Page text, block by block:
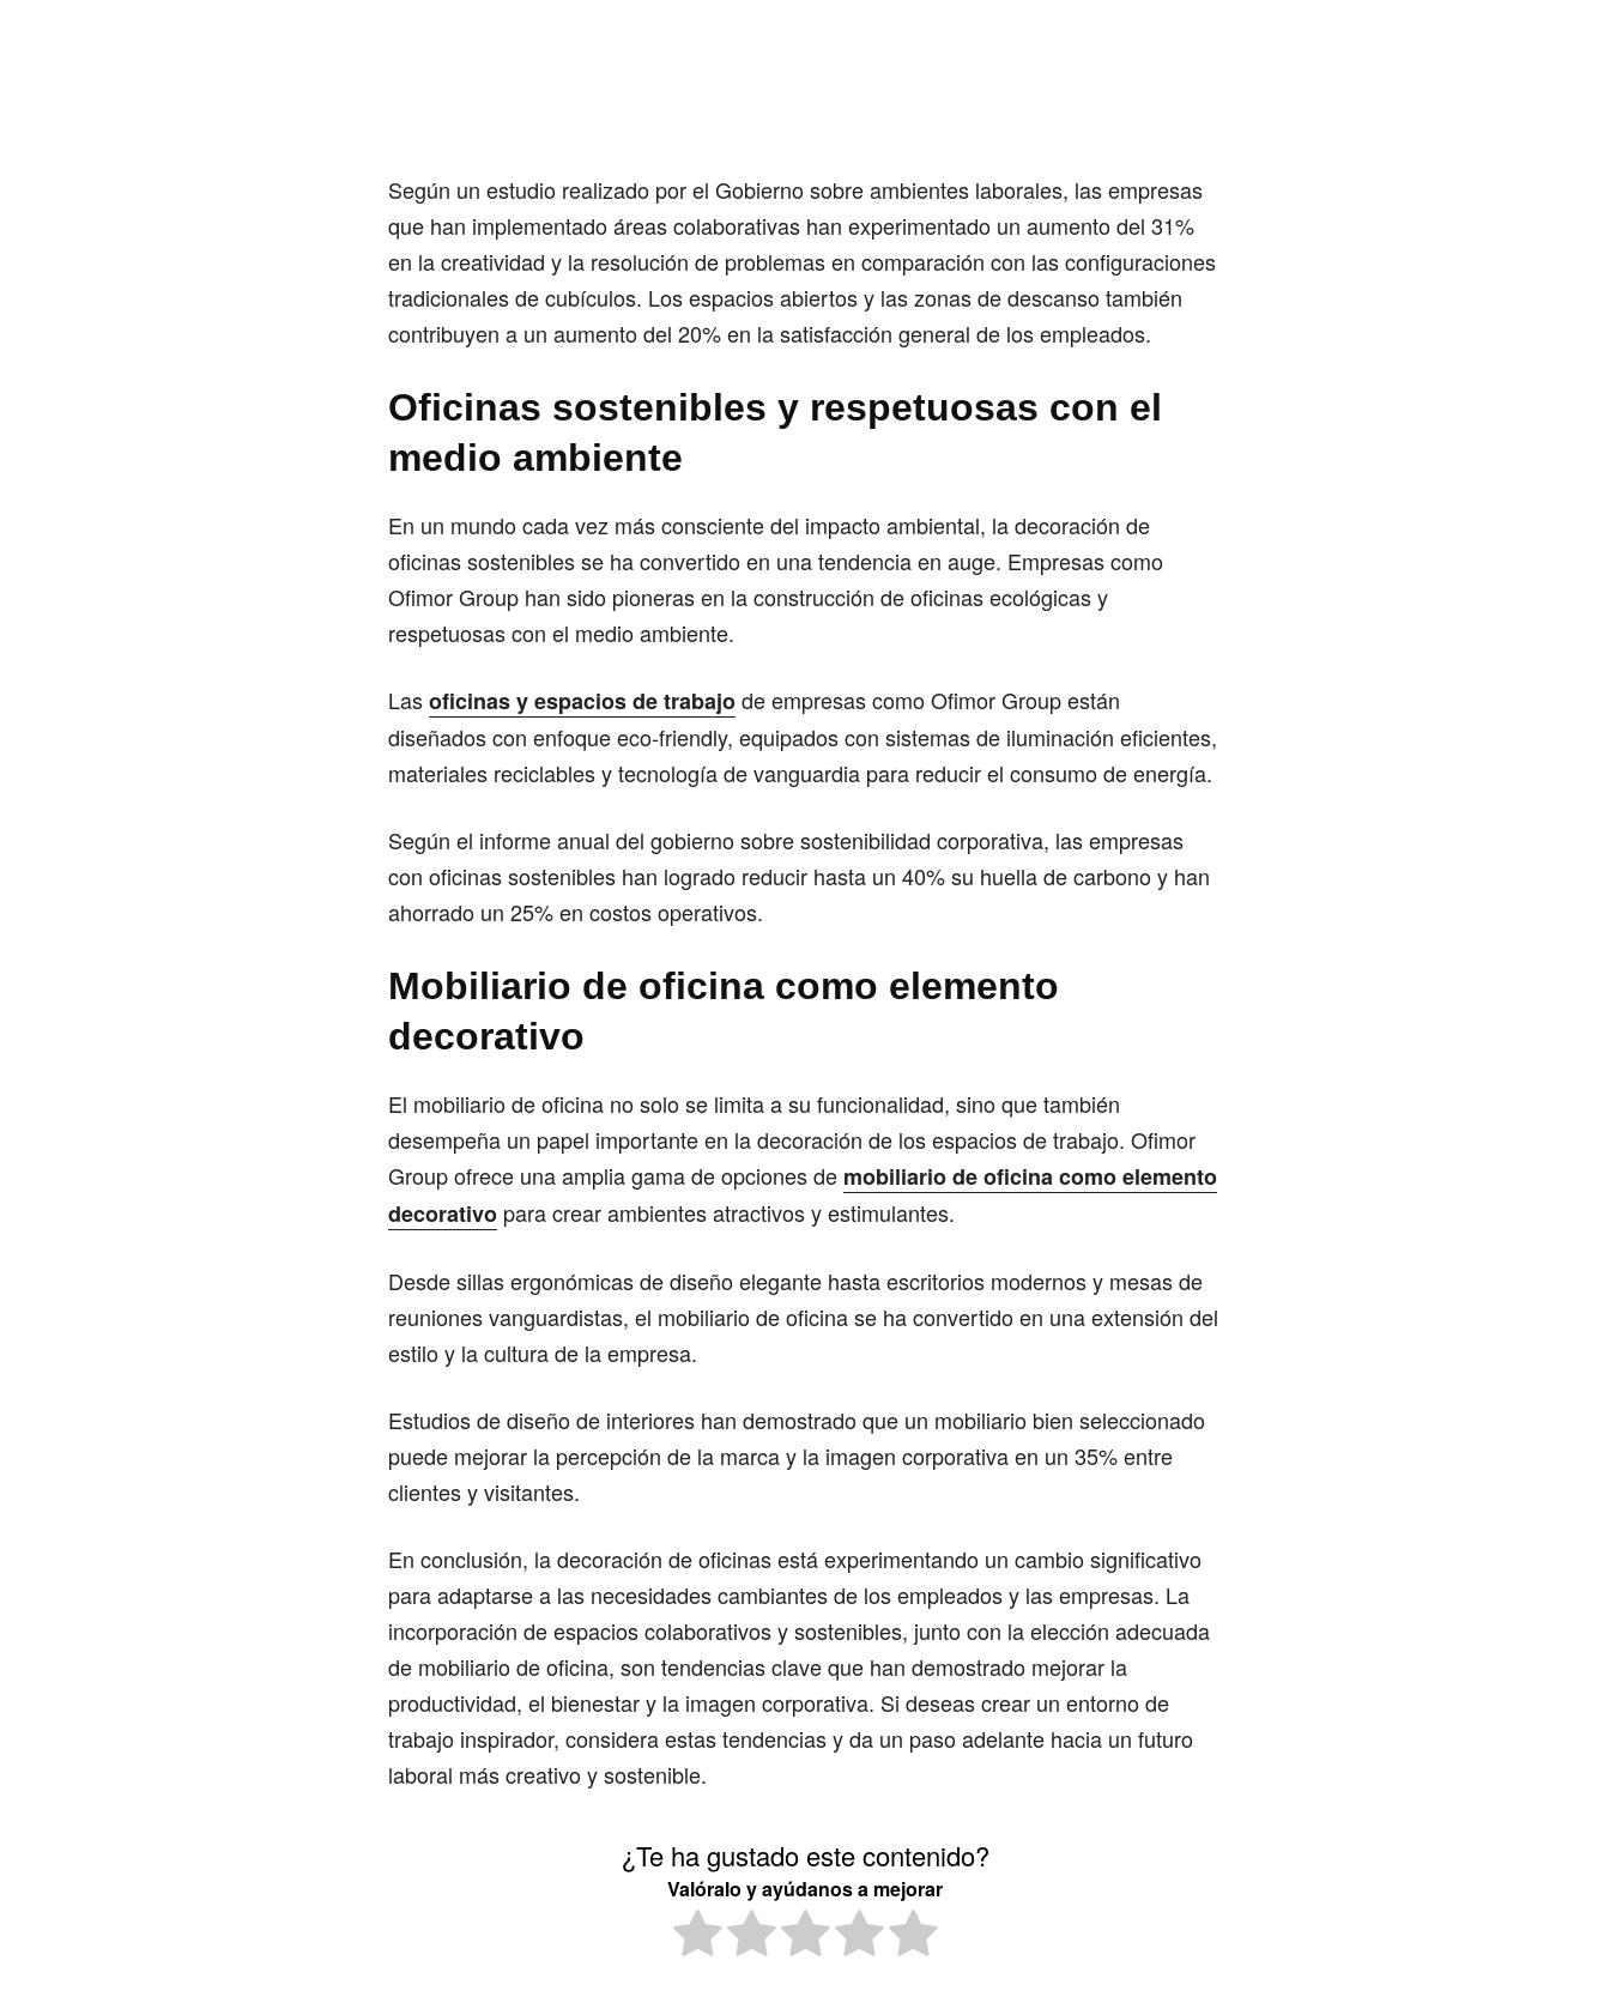
Según un estudio realizado por el Gobierno sobre ambientes laborales, las empresas
que han implementado áreas colaborativas han experimentado un aumento del 31%
en la creatividad y la resolución de problemas en comparación con las configuraciones
tradicionales de cubículos. Los espacios abiertos y las zonas de descanso también
contribuyen a un aumento del 20% en la satisfacción general de los empleados.
Oficinas sostenibles y respetuosas con el
medio ambiente
En un mundo cada vez más consciente del impacto ambiental, la decoración de
oficinas sostenibles se ha convertido en una tendencia en auge. Empresas como
Ofimor Group han sido pioneras en la construcción de oficinas ecológicas y
respetuosas con el medio ambiente.
Lasoficinas y espacios de trabajode empresas como Ofimor Group están
diseñados con enfoque eco-friendly, equipados con sistemas de iluminación eficientes,
materiales reciclables y tecnología de vanguardia para reducir el consumo de energía.
Según el informe anual del gobierno sobre sostenibilidad corporativa, las empresas
con oficinas sostenibles han logrado reducir hasta un 40% su huella de carbono y han
ahorrado un 25% en costos operativos.
Mobiliario de oficina como elemento
decorativo
El mobiliario de oficina no solo se limita a su funcionalidad, sino que también
desempeña un papel importante en la decoración de los espacios de trabajo. Ofimor
Group ofrece una amplia gama de opciones de mobiliario de oficina como elemento
decorativo para crear ambientes atractivos y estimulantes.
Desde sillas ergonómicas de diseño elegante hasta escritorios modernos y mesas de
reuniones vanguardistas, el mobiliario de oficina se ha convertido en una extensión del
estilo y la cultura de la empresa.
Estudios de diseño de interiores han demostrado que un mobiliario bien seleccionado
puede mejorar la percepción de la marca y la imagen corporativa en un 35% entre
clientes y visitantes.
En conclusión, la decoración de oficinas está experimentando un cambio significativo
para adaptarse a las necesidades cambiantes de los empleados y las empresas. La
incorporación de espacios colaborativos y sostenibles, junto con la elección adecuada
de mobiliario de oficina, son tendencias clave que han demostrado mejorar la
productividad, el bienestar y la imagen corporativa. Si deseas crear un entorno de
trabajo inspirador, considera estas tendencias y da un paso adelante hacia un futuro
laboral más creativo y sostenible.
¿Te ha gustado este contenido?
Valóralo y ayúdanos a mejorar